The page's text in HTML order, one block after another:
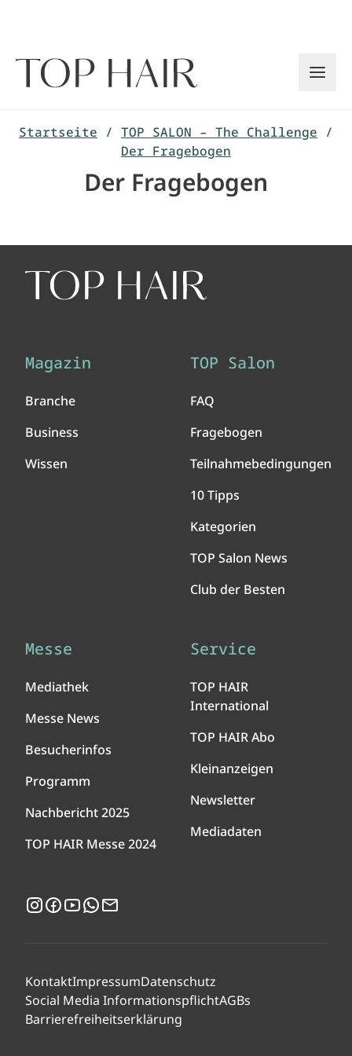
Startseite / TOP SALON – The Challenge /
Der Fragebogen
Der Fragebogen
Magazin
Branche
Business
Wissen
TOP Salon
FAQ
Fragebogen
Teilnahmebedingungen
10 Tipps
Kategorien
TOP Salon News
Club der Besten
Messe
Mediathek
Messe News
Besucherinfos
Programm
Nachbericht 2025
TOP HAIR Messe 2024
Service
TOP HAIR
International
TOP HAIR Abo
Kleinanzeigen
Newsletter
Mediadaten
Instagram
Facebook
YouTubeWhatsApp
KontaktImpressumDatenschutz
Social Media InformationspflichtAGBs
Barrierefreiheitserklärung